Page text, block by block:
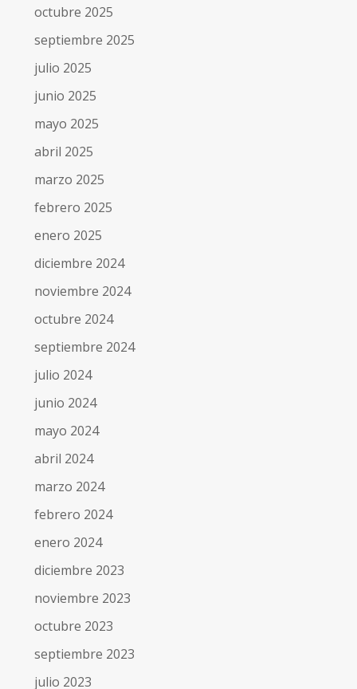
octubre 2025
septiembre 2025
julio 2025
junio 2025
mayo 2025
abril 2025
marzo 2025
febrero 2025
enero 2025
diciembre 2024
noviembre 2024
octubre 2024
septiembre 2024
julio 2024
junio 2024
mayo 2024
abril 2024
marzo 2024
febrero 2024
enero 2024
diciembre 2023
noviembre 2023
octubre 2023
septiembre 2023
julio 2023